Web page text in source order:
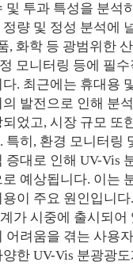
및 투과 특성을 분석
량 및 정성 분석에
, 화학 등 광범위한
모니터링 등에 필
. 최근에는 휴대용
발전으로 인해 분
었고, 시장 규모 또
특히, 환경 모니터링
증대로 인해 UV-Vis
예상됩니다. 이는
이 주요 원인입니
가 시중에 출시되어
어려움을 겪는 사용
한 UV-Vis 분광광